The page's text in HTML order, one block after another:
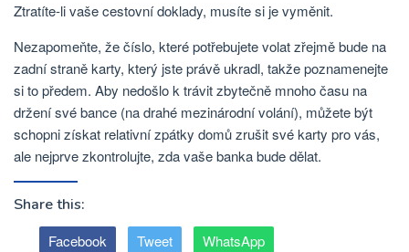
Ztratíte-li vaše cestovní doklady, musíte si je vyměnit.
Nezapomeňte, že číslo, které potřebujete volat zřejmě bude na
zadní straně karty, který jste právě ukradl, takže poznamenejte
si to předem. Aby nedošlo k trávit zbytečně mnoho času na
držení své bance (na drahé mezinárodní volání), můžete být
schopni získat relativní zpátky domů zrušit své karty pro vás,
ale nejprve zkontrolujte, zda vaše banka bude dělat.
Share this:
Facebook Tweet WhatsApp